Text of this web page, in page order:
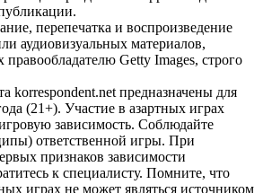
перепечатка и воспроизведение
аудиовизуальных материалов,
Getty Images, строго
korrespondent.net предназначены для
(21+). Участие в азартных играх
зависимость. Соблюдайте
ответственной игры. При
признаков зависимости
к специалисту. Помните, что
играх не может являться источником